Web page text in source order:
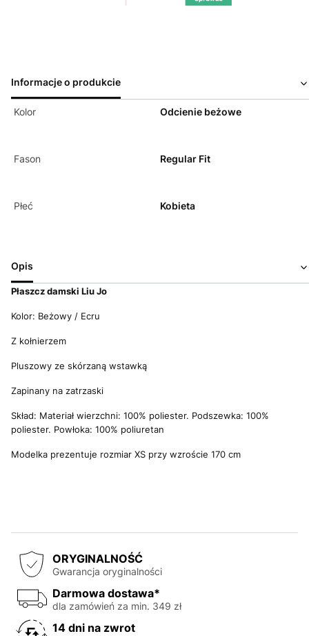
Informacje o produkcie
Kolor Odcienie beżowe
Fason Regular Fit
Płeć Kobieta
Opis
Płaszcz damski Liu Jo
Kolor: Beżowy / Ecru
Z kołnierzem
Pluszowy ze skórzaną wstawką
Zapinany na zatrzaski
Skład: Materiał wierzchni: 100% poliester. Podszewka: 100%
poliester. Powłoka: 100% poliuretan
Modelka prezentuje rozmiar XS przy wzroście 170 cm
ORYGINALNOŚĆ
Gwarancja oryginalności
Darmowa dostawa*
dla zamówień za min. 349 zł
14 dni na zwrot